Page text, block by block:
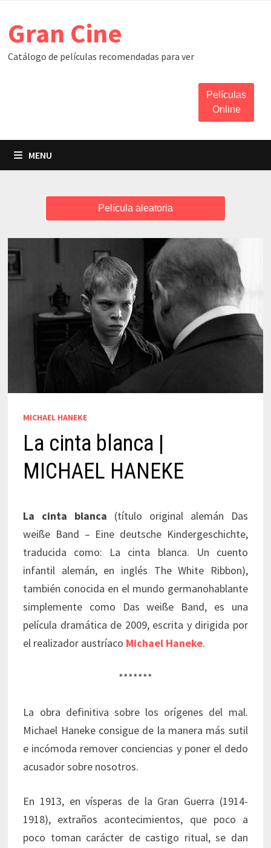
content
Gran Cine
Catálogo de películas recomendadas para ver
Películas
Online
MENU
Película aleatoria
MICHAEL HANEKE
La cinta blanca |
MICHAEL HANEKE
La cinta blanca (título original alemán Das
weiße Band – Eine deutsche Kindergeschichte,
traducida como: La cinta blanca. Un cuento
infantil alemán, en inglés The White Ribbon),
también conocida en el mundo germanohablante
simplemente como Das weiße Band,​ es una
película dramática de 2009, escrita y dirigida por
el realizador austríaco Michael Haneke.
*******
La obra definitiva sobre los orígenes del mal.
Michael Haneke consigue de la manera más sutil
e incómoda remover conciencias y poner el dedo
acusador sobre nosotros.
En 1913, en vísperas de la Gran Guerra (1914-
1918), extraños acontecimientos, que poco a
poco toman carácter de castigo ritual, se dan